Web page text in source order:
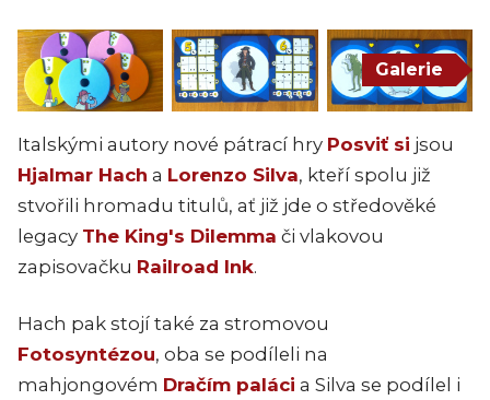
Galerie
Italskými autory nové pátrací hry Posviť si jsou
Hjalmar Hach a Lorenzo Silva, kteří spolu již
stvořili hromadu titulů, ať již jde o středověké
legacy The King's Dilemma či vlakovou
zapisovačku Railroad Ink.
Hach pak stojí také za stromovou
Fotosyntézou, oba se podíleli na
mahjongovém Dračím paláci a Silva se podílel i